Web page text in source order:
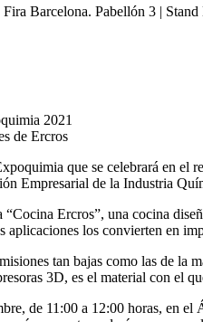
Barcelona. Pabellón 3 |
de Ercros
que se celebrará en el
Empresarial de la Industria
Ercros”, una cocina
aplicaciones los convierten en
tan bajas como las de la
3D, es el material con el
de 11:00 a 12:00 horas, en